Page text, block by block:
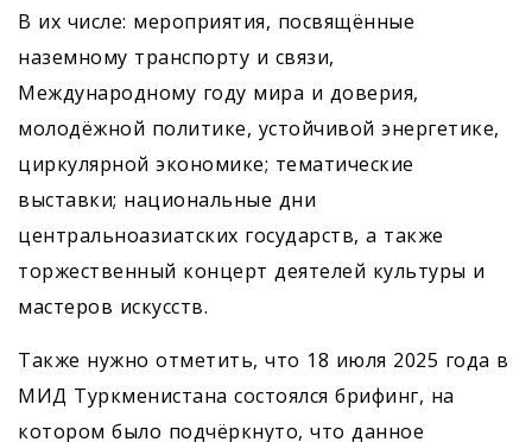
В их числе: мероприятия, посвящённые
наземному транспорту и связи,
Международному году мира и доверия,
молодёжной политике, устойчивой энергетике,
циркулярной экономике; тематические
выставки; национальные дни
центральноазиатских государств, а также
торжественный концерт деятелей культуры и
мастеров искусств.
Также нужно отметить, что 18 июля 2025 года в
МИД Туркменистана состоялся брифинг, на
котором было подчёркнуто, что данное